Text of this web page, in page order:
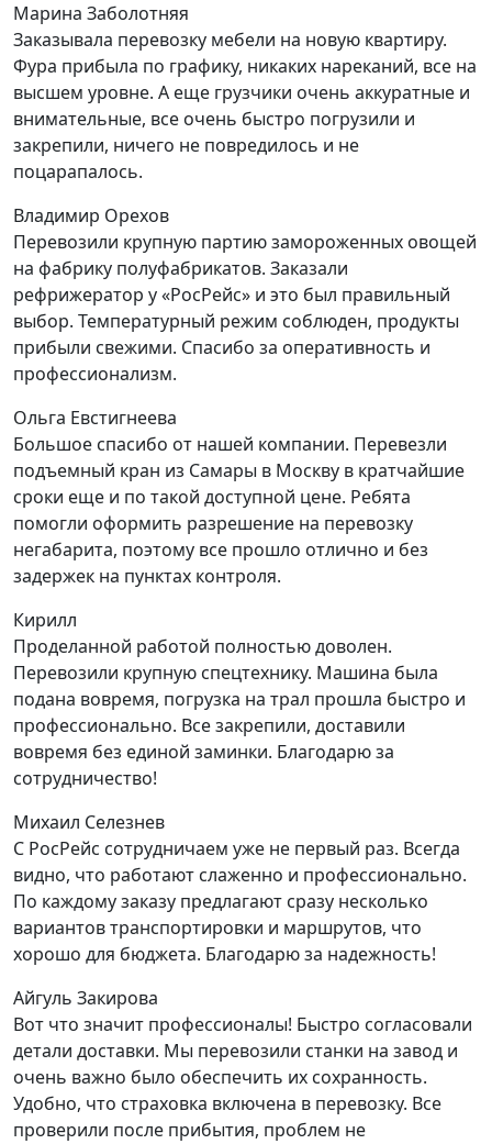
Марина Заболотняя
Заказывала перевозку мебели на новую квартиру.
Фура прибыла по графику, никаких нареканий, все на
высшем уровне. А еще грузчики очень аккуратные и
внимательные, все очень быстро погрузили и
закрепили, ничего не повредилось и не
поцарапалось.
Владимир Орехов
Перевозили крупную партию замороженных овощей
на фабрику полуфабрикатов. Заказали
рефрижератор у «РосРейс» и это был правильный
выбор. Температурный режим соблюден, продукты
прибыли свежими. Спасибо за оперативность и
профессионализм.
Ольга Евстигнеева
Большое спасибо от нашей компании. Перевезли
подъемный кран из Самары в Москву в кратчайшие
сроки еще и по такой доступной цене. Ребята
помогли оформить разрешение на перевозку
негабарита, поэтому все прошло отлично и без
задержек на пунктах контроля.
Кирилл
Проделанной работой полностью доволен.
Перевозили крупную спецтехнику. Машина была
подана вовремя, погрузка на трал прошла быстро и
профессионально. Все закрепили, доставили
вовремя без единой заминки. Благодарю за
сотрудничество!
Михаил Селезнев
С РосРейс сотрудничаем уже не первый раз. Всегда
видно, что работают слаженно и профессионально.
По каждому заказу предлагают сразу несколько
вариантов транспортировки и маршрутов, что
хорошо для бюджета. Благодарю за надежность!
Айгуль Закирова
Вот что значит профессионалы! Быстро согласовали
детали доставки. Мы перевозили станки на завод и
очень важно было обеспечить их сохранность.
Удобно, что страховка включена в перевозку. Все
проверили после прибытия, проблем не